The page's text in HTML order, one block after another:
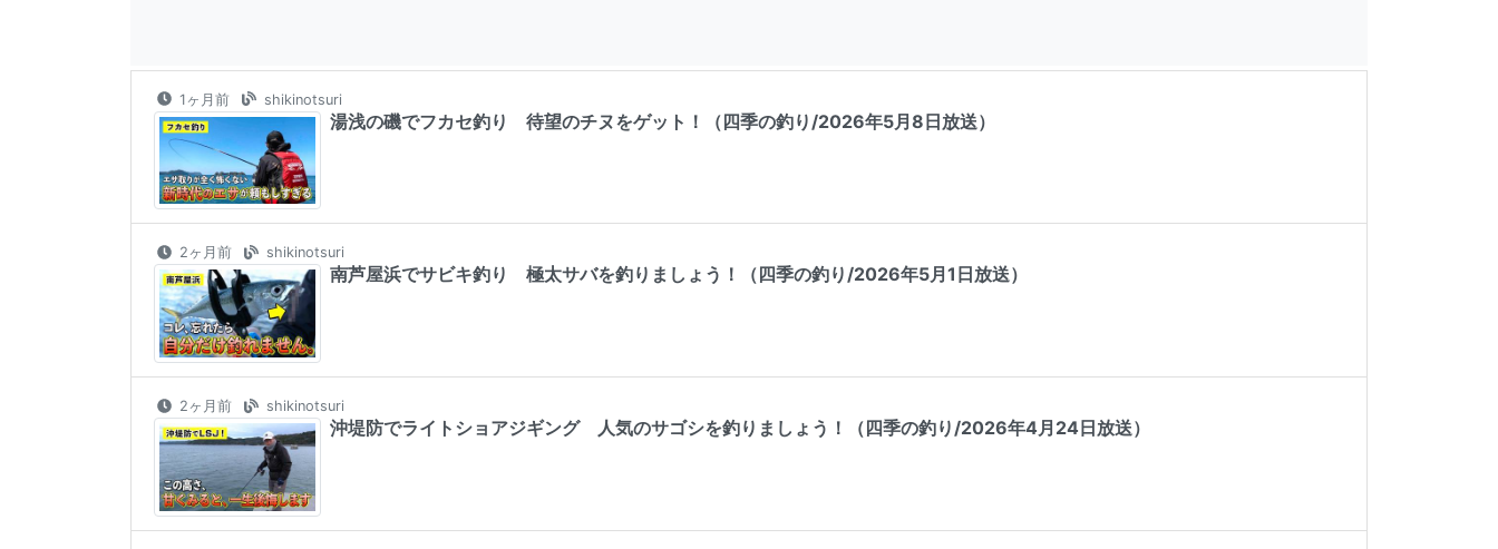
1ヶ月前 shikinotsuri
湯浅の磯でフカセ釣り 待望のチヌをゲット！（四季の釣り/2026年5月8日放送）
2ヶ月前 shikinotsuri
南芦屋浜でサビキ釣り 極太サバを釣りましょう！（四季の釣り/2026年5月1日放送）
2ヶ月前 shikinotsuri
沖堤防でライトショアジギング 人気のサゴシを釣りましょう！（四季の釣り/2026年4月24日放送）